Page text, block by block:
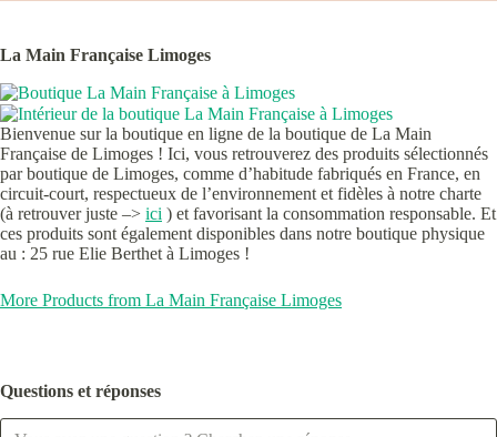
La Main Française Limoges
Bienvenue sur la boutique en ligne de la boutique de La Main
Française de Limoges ! Ici, vous retrouverez des produits sélectionnés
par boutique de Limoges, comme d’habitude fabriqués en France, en
circuit-court, respectueux de l’environnement et fidèles à notre charte
(à retrouver juste –> ici ) et favorisant la consommation responsable. Et
ces produits sont également disponibles dans notre boutique physique
au : 25 rue Elie Berthet à Limoges !
More Products from La Main Française Limoges
Questions et réponses